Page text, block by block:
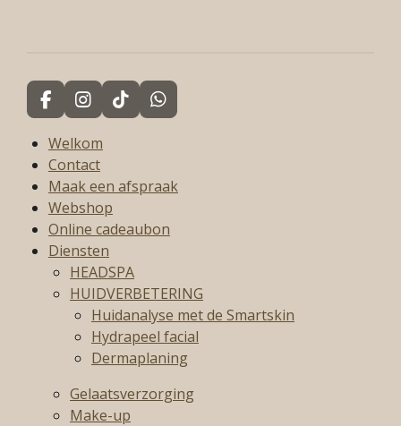
F
a
c
e
b
o
o
k
I
n
s
t
a
g
r
a
m
T
i
k
W
h
A
p
Welkom
Contact
Maak een afspraak
Webshop
Online cadeaubon
Diensten
HEADSPA
HUIDVERBETERING
Huidanalyse met de Smartskin
Hydrapeel facial
Dermaplaning
Gelaatsverzorging
Make-up